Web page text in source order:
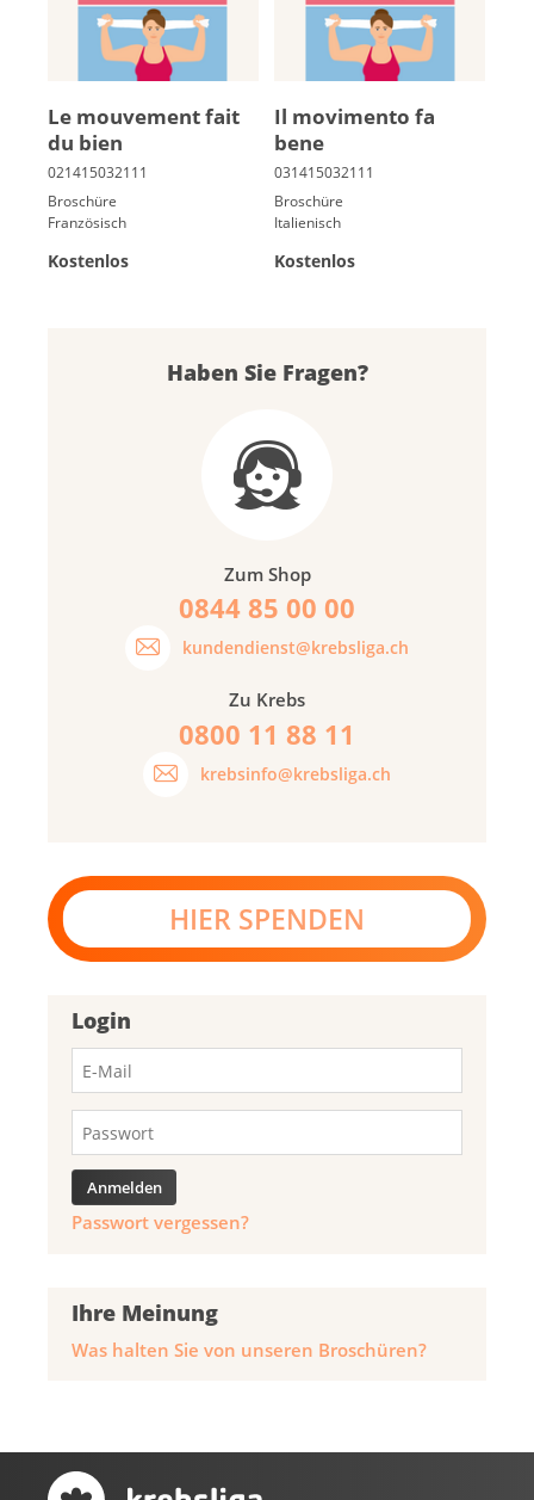
Le mou­ve­ment fait
du bien
Broschüre
Französisch
Kostenlos
Il movimento fa
bene
Broschüre
Italienisch
Kostenlos
Haben Sie Fragen?
Zum Shop
0844 85 00 00
kundendienst@krebsliga.ch
Zu Krebs
0800 11 88 11
krebsinfo@krebsliga.ch
HIER SPENDEN
Login
Passwort vergessen?
Ihre Meinung
Was halten Sie von unseren Broschüren?